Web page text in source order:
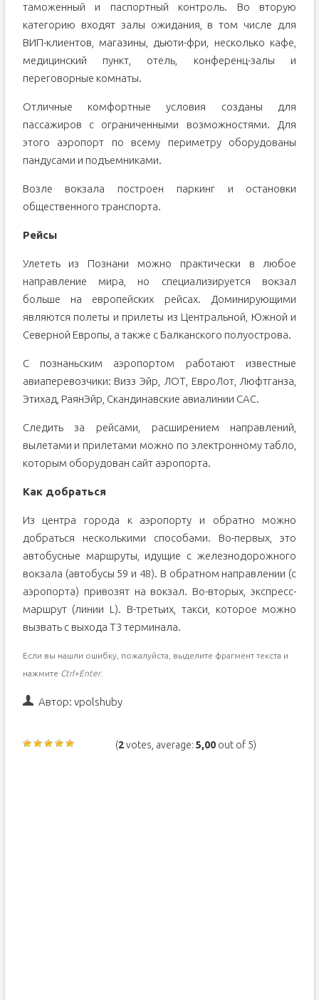
таможенный и паспортный контроль. Во вторую
категорию входят залы ожидания, в том числе для
ВИП-клиентов, магазины, дьюти-фри, несколько кафе,
медицинский пункт, отель, конференц-залы и
переговорные комнаты.
Отличные комфортные условия созданы для
пассажиров с ограниченными возможностями. Для
этого аэропорт по всему периметру оборудованы
пандусами и подъемниками.
Возле вокзала построен паркинг и остановки
общественного транспорта.
Рейсы
Улететь из Познани можно практически в любое
направление мира, но специализируется вокзал
больше на европейских рейсах. Доминирующими
являются полеты и прилеты из Центральной, Южной и
Северной Европы, а также с Балканского полуострова.
С познаньским аэропортом работают известные
авиаперевозчики: Визз Эйр, ЛОТ, ЕвроЛот, Люфтганза,
Этихад, РаянЭйр, Скандинавские авиалинии САС.
Следить за рейсами, расширением направлений,
вылетами и прилетами можно по электронному табло,
которым оборудован сайт аэропорта.
Как добраться
Из центра города к аэропорту и обратно можно
добраться несколькими способами. Во-первых, это
автобусные маршруты, идущие с железнодорожного
вокзала (автобусы 59 и 48). В обратном направлении (с
аэропорта) привозят на вокзал. Во-вторых, экспресс-
маршрут (линии L). В-третьих, такси, которое можно
вызвать с выхода Т3 терминала.
Если вы нашли ошибку, пожалуйста, выделите фрагмент текста и
нажмите Ctrl+Enter.
Автор: vpolshuby
(2votes, average:5,00 out of 5)